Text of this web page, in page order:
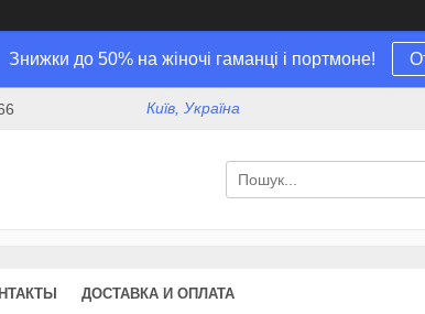
Знижки до 50% на жіночі гаманці і портмоне!
Київ, Україна
ДОСТАВКА И ОПЛАТА